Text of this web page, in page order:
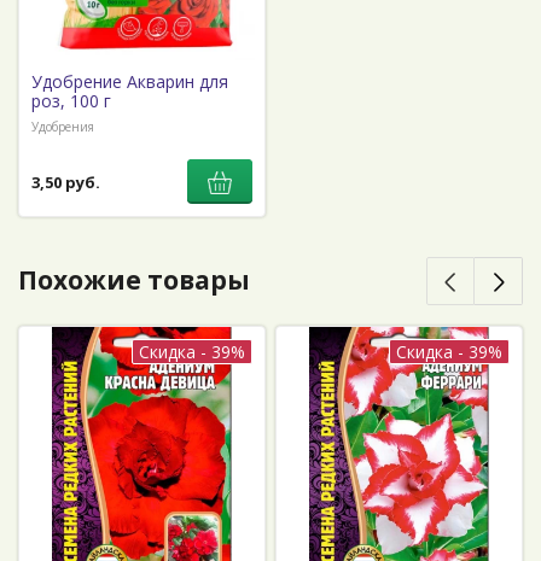
Удобрение Акварин для
роз, 100 г
Удобрения
3,50 руб.
Похожие товары
Скидка - 39% Скидка - 39%